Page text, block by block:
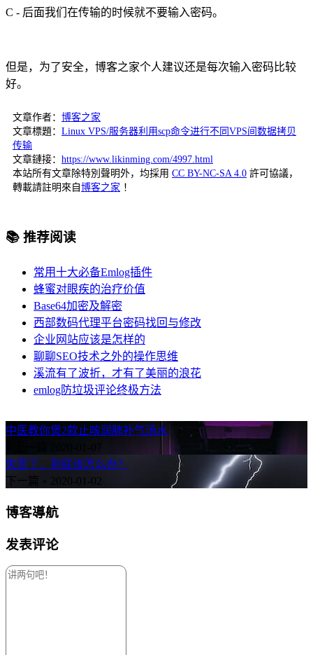
C - 后面我们在传输的时候就不要输入密码。
但是，为了安全，博客之家个人建议还是每次输入密码比较
好。
文章作者： 博客之家
文章標題： Linux VPS/服务器利用scp命令进行不同VPS间数据拷贝
传输
文章鏈接： https://www.likinming.com/4997.html
本站所有文章除特別聲明外，均採用 CC BY-NC-SA 4.0 許可協議，
轉載請註明來自 博客之家 ！
📚 推荐阅读
常用十大必备Emlog插件
蜂蜜对眼疾的治疗价值
Base64加密及解密
西部数码代理平台密码找回与修改
企业网站应该是怎样的
聊聊SEO技术之外的操作思维
溪流有了波折，才有了美丽的浪花
emlog防垃圾评论终极方法
中医教你煲2款止咳润肺补气汤水
2020-01-07
失恋了，到底该怎么办？
下一篇 » 2020-01-02
博客導航
发表评论